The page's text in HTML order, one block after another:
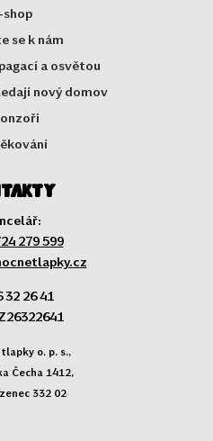
shop
se k nám
a osvětou
nový domov
279 599
32 26 41
tlapky o. p. s.,
Čecha 1412,
332 02